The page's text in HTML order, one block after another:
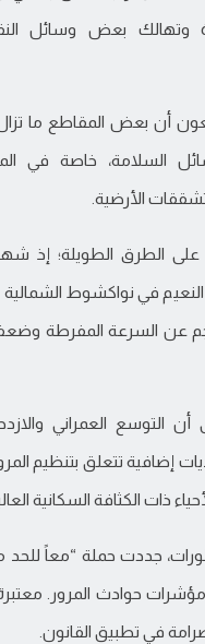
وتهالك بعض وسائل
أن بعض المقاطع ما تزال
السلامة، خاصة في
الأرضية.
على الطرق الطويلة؛ إذ
في نواكشوط الشمالية
عن السرعة المفرطة وضعف
التوسع العمراني
إضافية تتعلق بتنظيم
ذات الكثافة السكانية
جددت حملة “معاً للحد
حوادث المرور.
في تطبيق القانون.